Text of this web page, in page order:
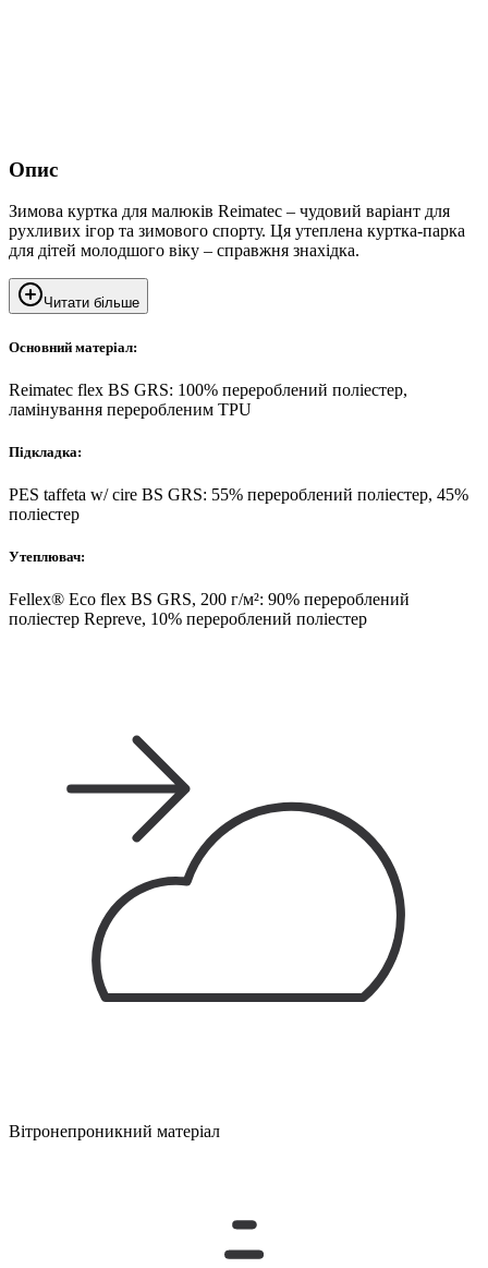
Опис
Зимова куртка для малюків Reimatec – чудовий варіант для
рухливих ігор та зимового спорту. Ця утеплена куртка-парка
для дітей молодшого віку – справжня знахідка.
Читати більше
Основний матеріал:
Reimatec flex BS GRS: 100% перероблений поліестер,
ламінування переробленим TPU
Підкладка:
PES taffeta w/ cire BS GRS: 55% перероблений поліестер, 45%
поліестер
Утеплювач:
Fellex® Eco flex BS GRS, 200 г/м²: 90% перероблений
поліестер Repreve, 10% перероблений поліестер
Вітронепроникний матеріал